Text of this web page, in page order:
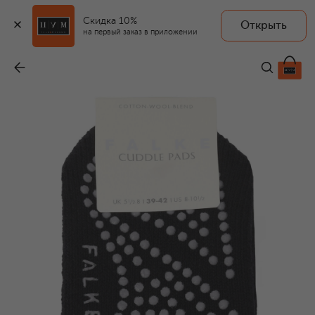
Скидка 10%
на первый заказ в приложении
Открыть